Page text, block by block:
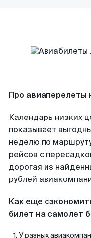
Про авиаперелеты
Календарь низких
показывает
неделю по
рейсов с
дорогая из
рублей
Как еще
билет на самолет
У разных